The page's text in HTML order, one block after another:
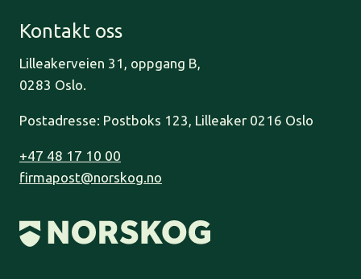
Kontakt oss
Lilleakerveien 31, oppgang B,
0283 Oslo.
Postadresse: Postboks 123, Lilleaker 0216 Oslo
+47 48 17 10 00
firmapost@norskog.no